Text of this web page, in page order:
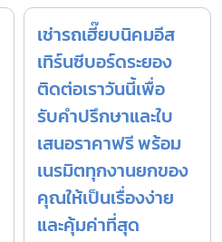
เช่ารถเฮี๊ยบนิคมอีส
เทิร์นซีบอร์ดระยอง
ติดต่อเราวันนี้เพื่อ
รับคำปรึกษาและใบ
เสนอราคาฟรี พร้อม
เนรมิตทุกงานยกของ
คุณให้เป็นเรื่องง่าย
และคุ้มค่าที่สุด